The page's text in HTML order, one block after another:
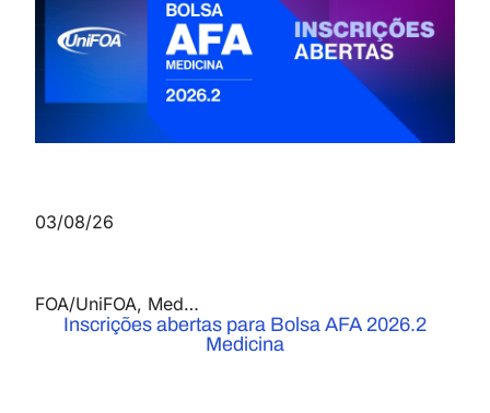
03/08/26
FOA/UniFOA, Medicina
Inscrições abertas para Bolsa AFA 2026.2
Medicina